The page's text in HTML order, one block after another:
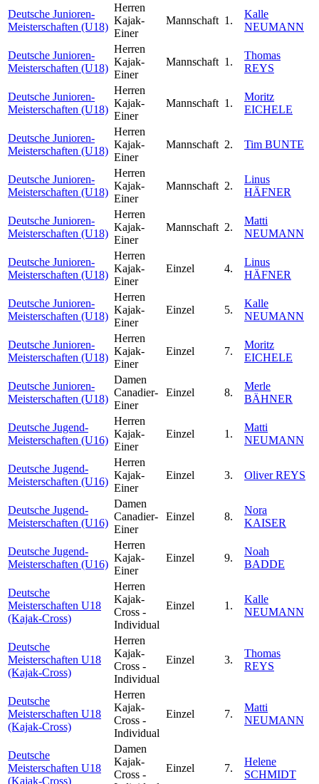
Deutsche Junioren-
Meisterschaften (U18)
Herren
Kajak-
Einer
Mannschaft 1.
Kalle
NEUMANN
Deutsche Junioren-
Meisterschaften (U18)
Herren
Kajak-
Einer
Mannschaft 1.
Thomas
REYS
Deutsche Junioren-
Meisterschaften (U18)
Herren
Kajak-
Einer
Mannschaft 1.
Moritz
EICHELE
Deutsche Junioren-
Meisterschaften (U18)
Herren
Kajak-
Einer
Mannschaft 2. Tim BUNTE
Deutsche Junioren-
Meisterschaften (U18)
Herren
Kajak-
Einer
Mannschaft 2.
Linus
HÄFNER
Deutsche Junioren-
Meisterschaften (U18)
Herren
Kajak-
Einer
Mannschaft 2.
Matti
NEUMANN
Deutsche Junioren-
Meisterschaften (U18)
Herren
Kajak-
Einer
Einzel 4.
Linus
HÄFNER
Deutsche Junioren-
Meisterschaften (U18)
Herren
Kajak-
Einer
Einzel 5.
Kalle
NEUMANN
Deutsche Junioren-
Meisterschaften (U18)
Herren
Kajak-
Einer
Einzel 7.
Moritz
EICHELE
Deutsche Junioren-
Meisterschaften (U18)
Damen
Canadier-
Einer
Einzel 8.
Merle
BÄHNER
Deutsche Jugend-
Meisterschaften (U16)
Herren
Kajak-
Einer
Einzel 1.
Matti
NEUMANN
Deutsche Jugend-
Meisterschaften (U16)
Herren
Kajak-
Einer
Einzel 3. Oliver REYS
Deutsche Jugend-
Meisterschaften (U16)
Damen
Canadier-
Einer
Einzel 8.
Nora
KAISER
Deutsche Jugend-
Meisterschaften (U16)
Herren
Kajak-
Einer
Einzel 9.
Noah
BADDE
Deutsche
Meisterschaften U18
(Kajak-Cross)
Herren
Kajak-
Cross -
Individual
Einzel 1.
Kalle
NEUMANN
Deutsche
Meisterschaften U18
(Kajak-Cross)
Herren
Kajak-
Cross -
Individual
Einzel 3.
Thomas
REYS
Deutsche
Meisterschaften U18
(Kajak-Cross)
Herren
Kajak-
Cross -
Individual
Einzel 7.
Matti
NEUMANN
Deutsche
Meisterschaften U18
(Kajak-Cross)
Damen
Kajak-
Cross -
Einzel 7.
Helene
SCHMIDT